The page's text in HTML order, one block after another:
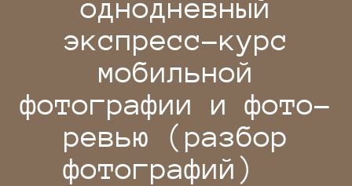
однодневный
экспресс-курс
мобильной
фотографии и фото-
ревью (разбор
фотографий)